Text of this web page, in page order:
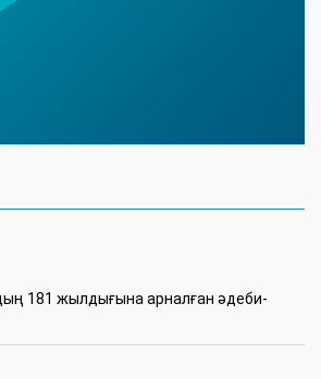
181 жылдығына арналған әдеби-